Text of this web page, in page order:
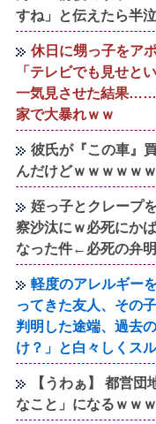
すね」と伝えたら半
休日に甥っ子をア
「テレビでも見せと
一気見させた結果……
家で大暴れｗｗ
彼氏が『この車』
んだけどｗｗｗｗｗｗ
姪っ子とクレープ
察沙汰にｗ必死にか
なった件←必死の弁
軽度のアレルギー
ってきた友人、その
判明した途端、過去
け？」と白々しくス
【うわぁ】 都営
なこと」になるｗｗ